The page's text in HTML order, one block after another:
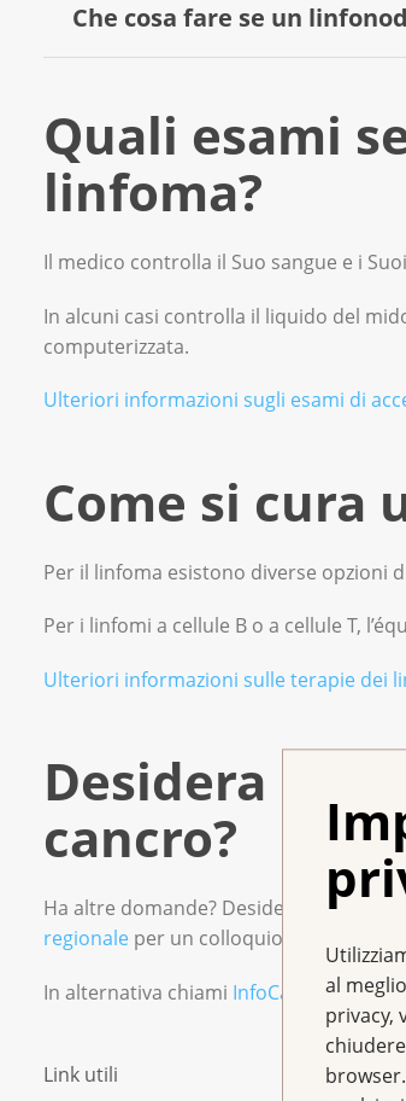
al
privacy,
Che cosa fare se un
un’infezione, per esempio, i
Ha un linfonodo ingrossato?
Quali esami
linfoma?
Il medico controlla il Suo sangue e i
In alcuni casi controlla il liquido del
computerizzata.
Ulteriori informazioni sugli esami di
Come si cura
Per il linfoma esistono diverse opzioni
Per i linfomi a cellule B o a cellule T,
Ulteriori informazioni sulle terapie dei
Desidera una
cancro?
Ha altre domande? Desidera supporto
regionale per un colloquio personale.
In alternativa chiami InfoCancroal
Link utili